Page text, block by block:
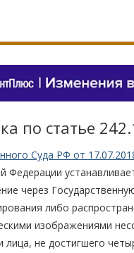
по статье
Суда РФ от
Федерации
через
либо
изображениями
не достигшего